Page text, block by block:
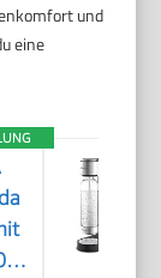
und
eine